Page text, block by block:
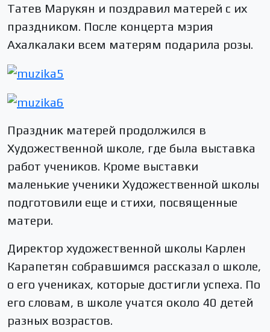
Татев Марукян и поздравил матерей с их
праздником. После концерта мэрия
Ахалкалаки всем матерям подарила розы.
Праздник матерей продолжился в
Художественной школе, где была выставка
работ учеников. Кроме выставки
маленькие ученики Художественной школы
подготовили еще и стихи, посвященные
матери.
Директор художественной школы Карлен
Карапетян собравшимся рассказал о школе,
о его учениках, которые достигли успеха. По
его словам, в школе учатся около 40 детей
разных возрастов.